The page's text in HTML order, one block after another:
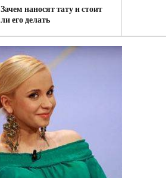
Зачем наносят тату и стоит
ли его делать